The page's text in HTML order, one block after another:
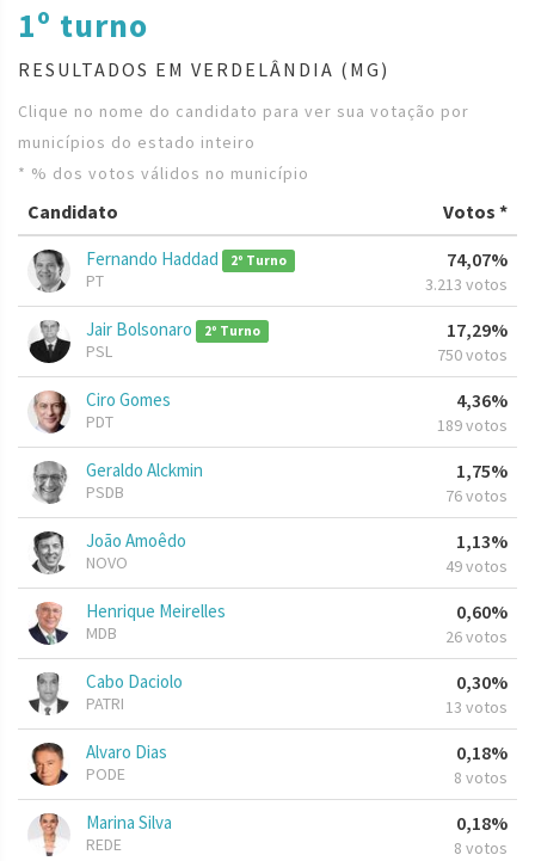
1º turno
RESULTADOS EM VERDELÂNDIA (MG)
Clique no nome do candidato para ver sua votação por
municípios do estado inteiro
* % dos votos válidos no município
Candidato Votos *
Fernando Haddad 2º Turno
PT
74,07%
3.213 votos
Jair Bolsonaro 2º Turno
PSL
17,29%
750 votos
Ciro Gomes
PDT
4,36%
189 votos
Geraldo Alckmin
PSDB
1,75%
76 votos
João Amoêdo
NOVO
1,13%
49 votos
Henrique Meirelles
MDB
0,60%
26 votos
Cabo Daciolo
PATRI
0,30%
13 votos
Alvaro Dias
PODE
0,18%
8 votos
Marina Silva
REDE
0,18%
8 votos